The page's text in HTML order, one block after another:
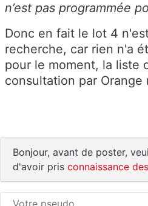
n’est pas programmée
Donc en fait le lot 4
recherche, car rien n'a
pour le moment, la liste
consultation par Orange
Bonjour, avant de poster,
d'avoir pris connaissance